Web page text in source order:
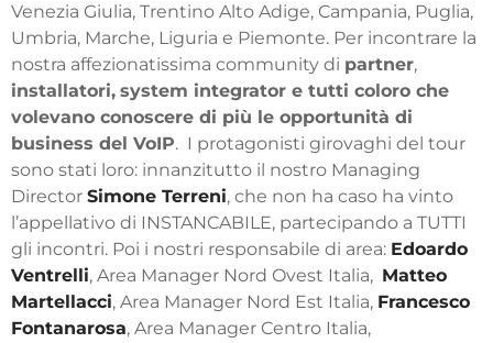
Venezia Giulia, Trentino Alto Adige, Campania, Puglia,
Umbria, Marche, Liguria e Piemonte. Per incontrare la
nostra affezionatissima community di partner,
installatori, system integrator e tutti coloro che
volevano conoscere di più le opportunità di
business del VoIP. I protagonisti girovaghi del tour
sono stati loro: innanzitutto il nostro Managing
Director Simone Terreni, che non ha caso ha vinto
l’appellativo di INSTANCABILE, partecipando a TUTTI
gli incontri. Poi i nostri responsabile di area: Edoardo
Ventrelli, Area Manager Nord Ovest Italia, Matteo
Martellacci, Area Manager Nord Est Italia, Francesco
Fontanarosa, Area Manager Centro Italia,